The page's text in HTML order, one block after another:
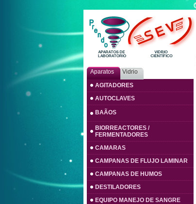
Aparatos
Vidrio
AGITADORES
AUTOCLAVES
BAÃOS
BIORREACTORES /
FERMENTADORES
CAMARAS
CAMPANAS DE FLUJO LAMINAR
CAMPANAS DE HUMOS
DESTILADORES
EQUIPO MANEJO DE SANGRE